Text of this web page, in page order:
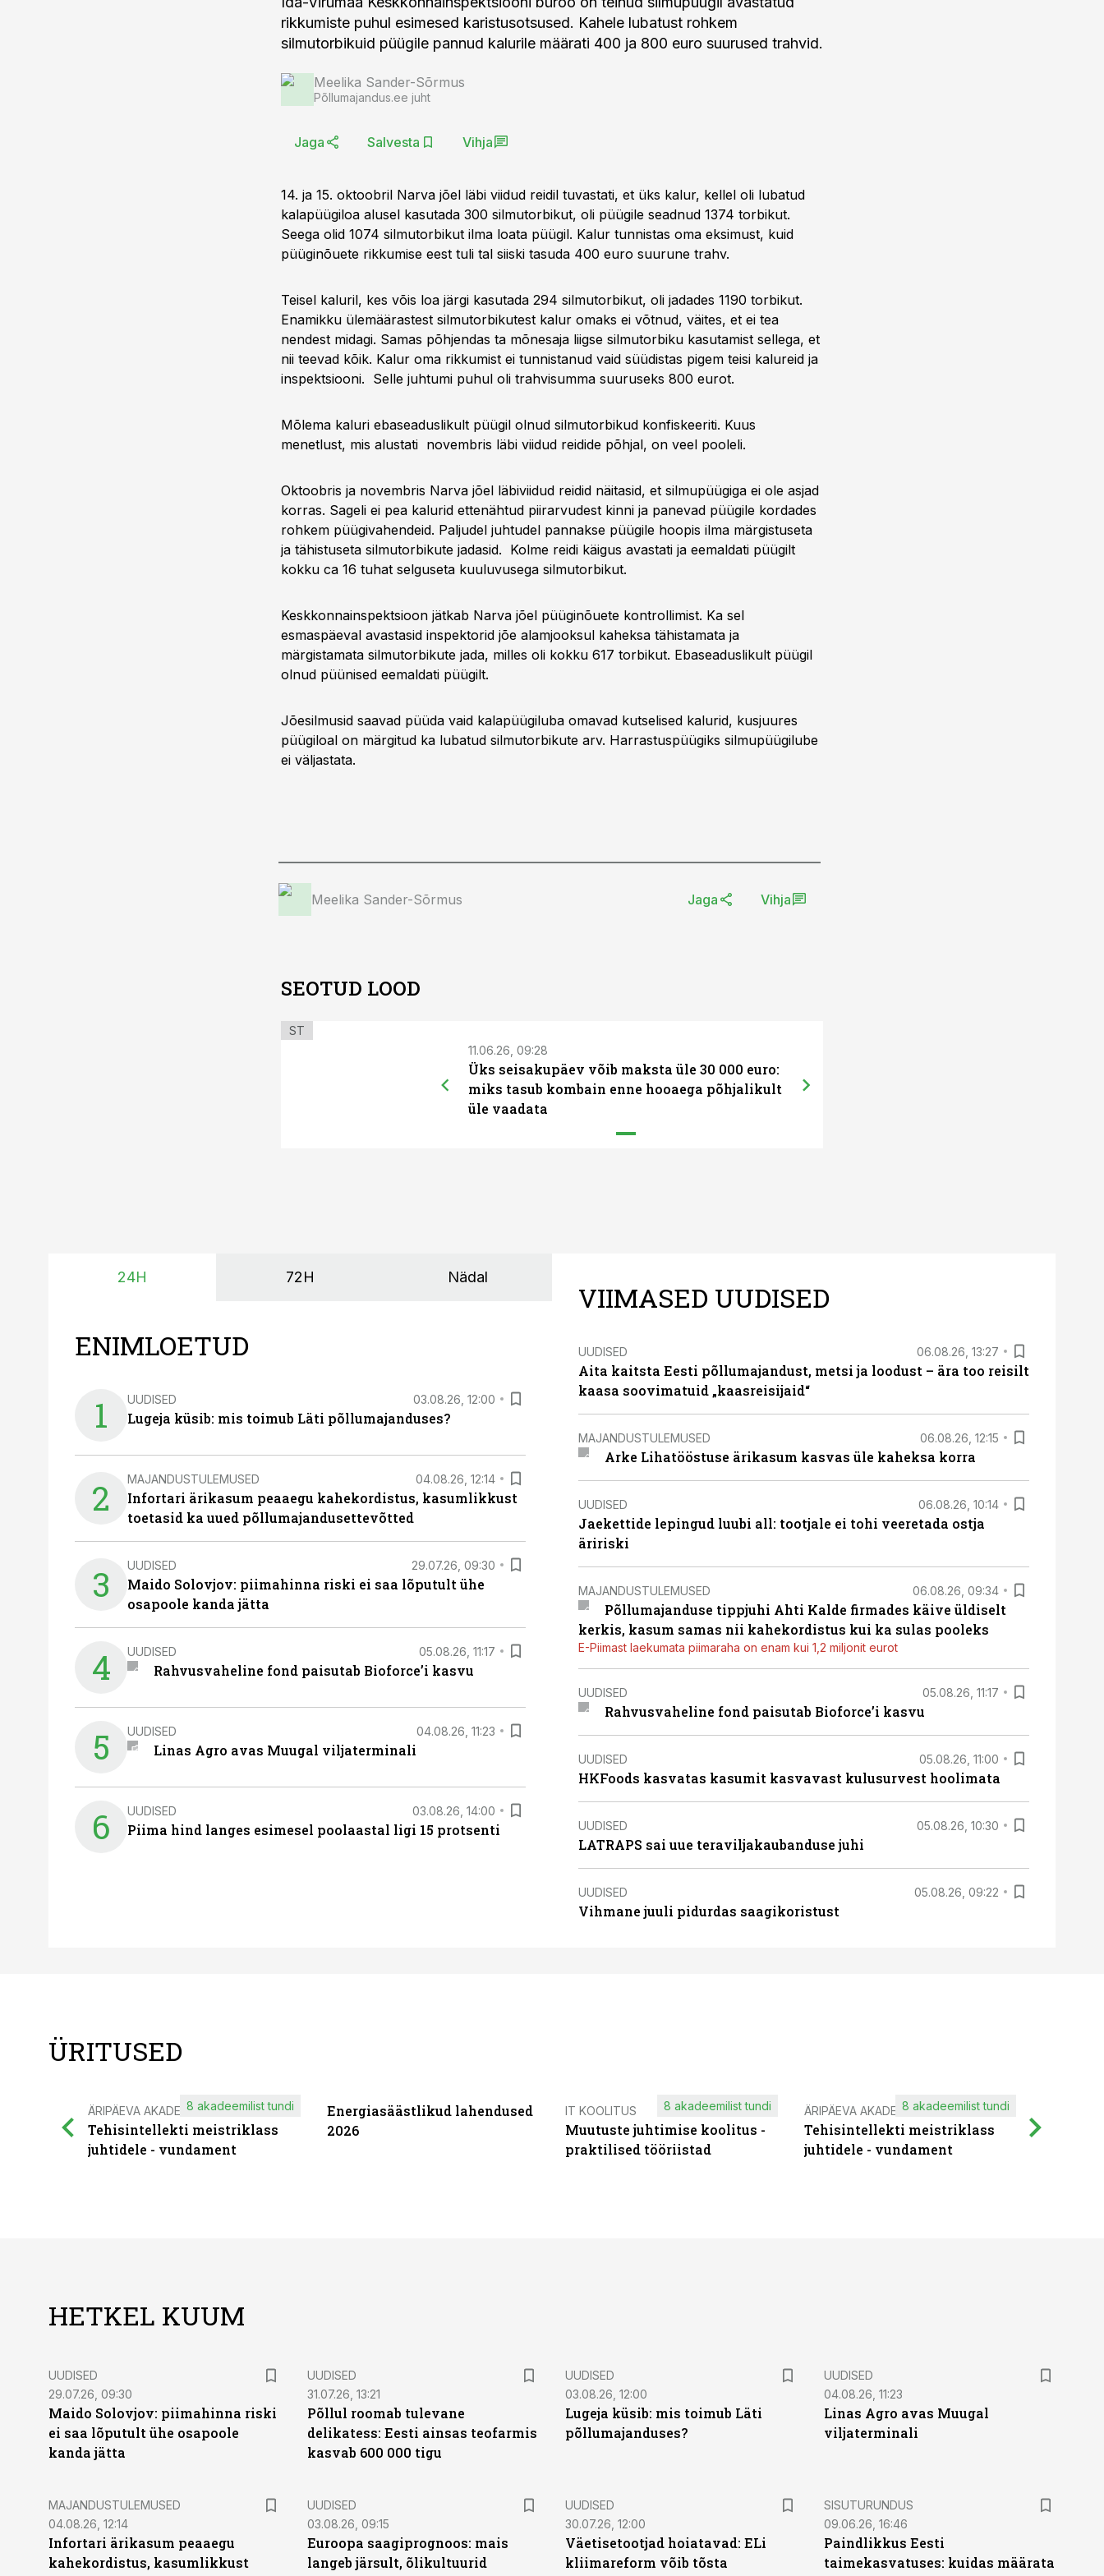
rikkumiste puhul esimesed karistusotsused. Kahele lubatust rohkem
silmutorbikuid püügile pannud kalurile määrati 400 ja 800 euro suurused trahvid.
Meelika Sander-Sõrmus
Põllumajandus.ee juht
Jaga Salvesta Vihja
14. ja 15. oktoobril Narva jõel läbi viidud reidil tuvastati, et üks kalur, kellel oli lubatud
kalapüügiloa alusel kasutada 300 silmutorbikut, oli püügile seadnud 1374 torbikut.
Seega olid 1074 silmutorbikut ilma loata püügil. Kalur tunnistas oma eksimust, kuid
püüginõuete rikkumise eest tuli tal siiski tasuda 400 euro suurune trahv.
Teisel kaluril, kes võis loa järgi kasutada 294 silmutorbikut, oli jadades 1190 torbikut.
Enamikku ülemäärastest silmutorbikutest kalur omaks ei võtnud, väites, et ei tea
nendest midagi. Samas põhjendas ta mõnesaja liigse silmutorbiku kasutamist sellega, et
nii teevad kõik. Kalur oma rikkumist ei tunnistanud vaid süüdistas pigem teisi kalureid ja
inspektsiooni. Selle juhtumi puhul oli trahvisumma suuruseks 800 eurot.
Mõlema kaluri ebaseaduslikult püügil olnud silmutorbikud konfiskeeriti. Kuus
menetlust, mis alustati novembris läbi viidud reidide põhjal, on veel pooleli.
Oktoobris ja novembris Narva jõel läbiviidud reidid näitasid, et silmupüügiga ei ole asjad
korras. Sageli ei pea kalurid ettenähtud piirarvudest kinni ja panevad püügile kordades
rohkem püügivahendeid. Paljudel juhtudel pannakse püügile hoopis ilma märgistuseta
ja tähistuseta silmutorbikute jadasid. Kolme reidi käigus avastati ja eemaldati püügilt
kokku ca 16 tuhat selguseta kuuluvusega silmutorbikut.
Keskkonnainspektsioon jätkab Narva jõel püüginõuete kontrollimist. Ka sel
esmaspäeval avastasid inspektorid jõe alamjooksul kaheksa tähistamata ja
märgistamata silmutorbikute jada, milles oli kokku 617 torbikut. Ebaseaduslikult püügil
olnud püünised eemaldati püügilt.
Jõesilmusid saavad püüda vaid kalapüügiluba omavad kutselised kalurid, kusjuures
püügiloal on märgitud ka lubatud silmutorbikute arv. Harrastuspüügiks silmupüügilube
ei väljastata.
Meelika Sander-Sõrmus Jaga Vihja
SEOTUD LOOD
ST
11.06.26, 09:28
Üks seisakupäev võib maksta üle 30 000 euro:
miks tasub kombain enne hooaega põhjalikult
üle vaadata
24H 72H Nädal
ENIMLOETUD
1 UUDISED 03.08.26, 12:00
Lugeja küsib: mis toimub Läti põllumajanduses?
2 MAJANDUSTULEMUSED 04.08.26, 12:14
Infortari ärikasum peaaegu kahekordistus, kasumlikkust
toetasid ka uued põllumajandusettevõtted
3 UUDISED 29.07.26, 09:30
Maido Solovjov: piimahinna riski ei saa lõputult ühe
osapoole kanda jätta
4 UUDISED 05.08.26, 11:17
Rahvusvaheline fond paisutab Bioforce’i kasvu
5 UUDISED 04.08.26, 11:23
Linas Agro avas Muugal viljaterminali
6 UUDISED 03.08.26, 14:00
Piima hind langes esimesel poolaastal ligi 15 protsenti
VIIMASED UUDISED
UUDISED 06.08.26, 13:27
Aita kaitsta Eesti põllumajandust, metsi ja loodust – ära too reisilt
kaasa soovimatuid „kaasreisijaid“
MAJANDUSTULEMUSED 06.08.26, 12:15
Arke Lihatööstuse ärikasum kasvas üle kaheksa korra
UUDISED 06.08.26, 10:14
Jaekettide lepingud luubi all: tootjale ei tohi veeretada ostja
äririski
MAJANDUSTULEMUSED 06.08.26, 09:34
Põllumajanduse tippjuhi Ahti Kalde firmades käive üldiselt
kerkis, kasum samas nii kahekordistus kui ka sulas pooleks
E-Piimast laekumata piimaraha on enam kui 1,2 miljonit eurot
UUDISED 05.08.26, 11:17
Rahvusvaheline fond paisutab Bioforce’i kasvu
UUDISED 05.08.26, 11:00
HKFoods kasvatas kasumit kasvavast kulusurvest hoolimata
UUDISED 05.08.26, 10:30
LATRAPS sai uue teraviljakaubanduse juhi
UUDISED 05.08.26, 09:22
Vihmane juuli pidurdas saagikoristust
ÜRITUSED
ÄRIPÄEVA AKADEEMIA
Tehisintellekti meistriklass
juhtidele - vundament
8 akadeemilist tundi
Energiasäästlikud lahendused
2026
IT KOOLITUS
Muutuste juhtimise koolitus -
praktilised tööriistad
8 akadeemilist tundi ÄRIPÄEVA AKADEEMIA
Tehisintellekti meistriklass
juhtidele - vundament
8 akadeemilist tundi
HETKEL KUUM
UUDISED
29.07.26, 09:30
Maido Solovjov: piimahinna riski
ei saa lõputult ühe osapoole
kanda jätta
UUDISED
31.07.26, 13:21
Põllul roomab tulevane
delikatess: Eesti ainsas teofarmis
kasvab 600 000 tigu
UUDISED
03.08.26, 12:00
Lugeja küsib: mis toimub Läti
põllumajanduses?
UUDISED
04.08.26, 11:23
Linas Agro avas Muugal
viljaterminali
MAJANDUSTULEMUSED
04.08.26, 12:14
Infortari ärikasum peaaegu
kahekordistus, kasumlikkust
UUDISED
03.08.26, 09:15
Euroopa saagiprognoos: mais
langeb järsult, õlikultuurid
UUDISED
30.07.26, 12:00
Väetisetootjad hoiatavad: ELi
kliimareform võib tõsta
ST
SISUTURUNDUS
09.06.26, 16:46
Paindlikkus Eesti
taimekasvatuses: kuidas määrata